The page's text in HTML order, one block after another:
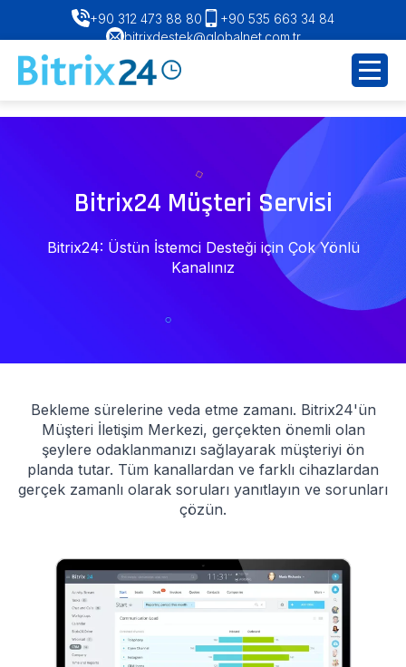
+90 312 473 88 80
+90 535 663 34 84
bitrixdestek@globalnet.com.tr
Bitrix24 Müşteri Servisi
Bitrix24: Üstün İstemci Desteği için Çok Yönlü
Kanalınız
Bekleme sürelerine veda etme zamanı. Bitrix24'ün
Müşteri İletişim Merkezi, gerçekten önemli olan
şeylere odaklanmanızı sağlayarak müşteriyi ön
planda tutar. Tüm kanallardan ve farklı cihazlardan
gerçek zamanlı olarak soruları yanıtlayın ve sorunları
çözün.